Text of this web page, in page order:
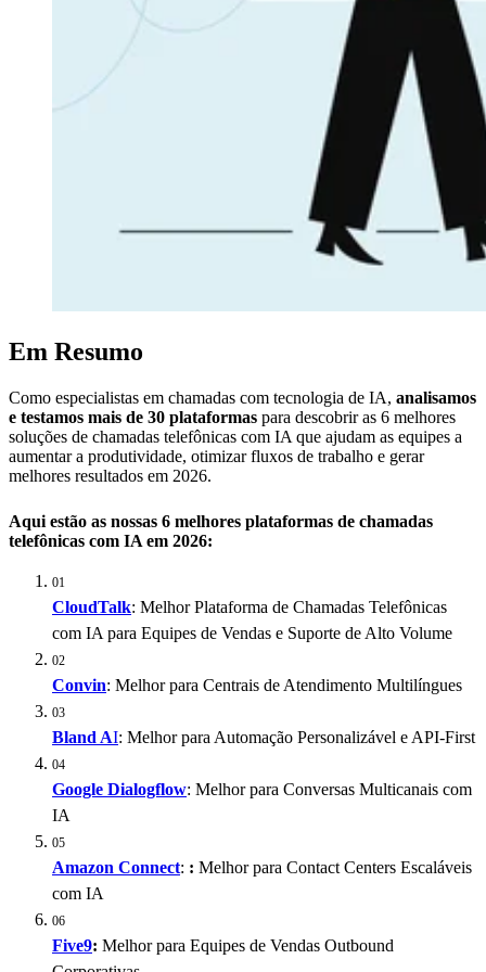
Em Resumo
Como especialistas em chamadas com tecnologia de IA, analisamos
e testamos mais de 30 plataformas para descobrir as 6 melhores
soluções de chamadas telefônicas com IA que ajudam as equipes a
aumentar a produtividade, otimizar fluxos de trabalho e gerar
melhores resultados em 2026.
Aqui estão as nossas 6 melhores plataformas de chamadas
telefônicas com IA em 2026:
01
CloudTalk: Melhor Plataforma de Chamadas Telefônicas
com IA para Equipes de Vendas e Suporte de Alto Volume
02
Convin: Melhor para Centrais de Atendimento Multilíngues
03
Bland AI: Melhor para Automação Personalizável e API-First
04
Google Dialogflow: Melhor para Conversas Multicanais com
IA
05
Amazon Connect: : Melhor para Contact Centers Escaláveis
com IA
06
Five9: Melhor para Equipes de Vendas Outbound